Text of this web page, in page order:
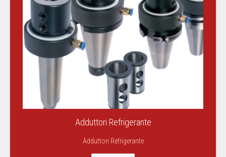
Adduttori Refrigerante
Adduttori Refrigerante